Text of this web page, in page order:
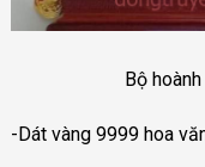
Bộ
-Dát vàng 9999 hoa